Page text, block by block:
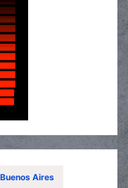
Buenos Aires